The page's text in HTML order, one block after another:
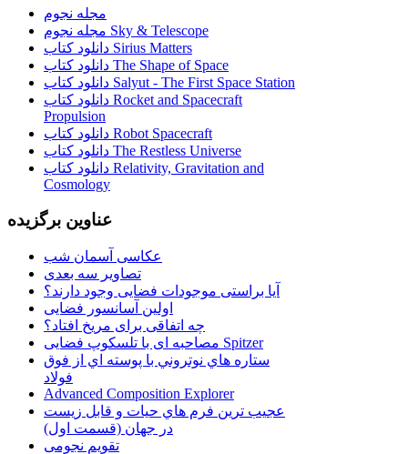
مجله نجوم
مجله نجوم Sky & Telescope
دانلود کتاب Sirius Matters
دانلود کتاب The Shape of Space
دانلود کتاب Salyut - The First Space Station
دانلود کتاب Rocket and Spacecraft
Propulsion
دانلود کتاب Robot Spacecraft
دانلود کتاب The Restless Universe
دانلود کتاب Relativity, Gravitation and
Cosmology
عناوین برگزیده
عکاسی آسمان شب
تصاویر سه بعدی
آیا براستی موجودات فضایی وجود دارند؟
اولین آسانسور فضایی
چه اتفاقی برای مریخ افتاد؟
مصاحبه ای با تلسکوپ فضایی Spitzer
ستاره هاي نوتروني با پوسته اي از فوق
فولاد
Advanced Composition Explorer
عجیب ترین فرم هاي حيات و قابل زيست
در جهان (قسمت اول)
تقویم نجومی